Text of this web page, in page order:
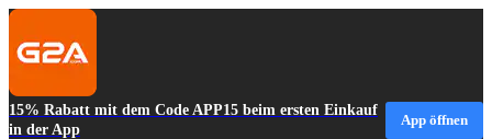
15% Rabatt mit dem Code APP15 beim ersten Einkauf
in der App
App öffnen